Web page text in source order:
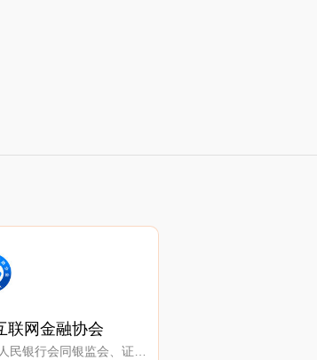
联网金融协会